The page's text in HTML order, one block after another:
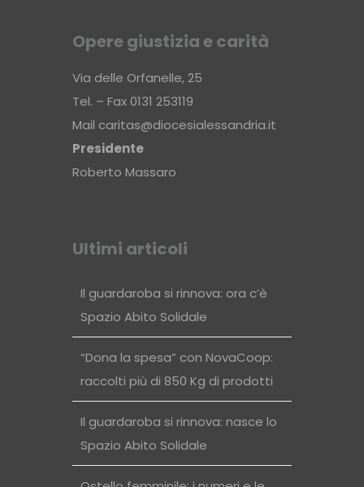
Opere giustizia e carità
Via delle Orfanelle, 25
Tel. – Fax 0131 253119
Mail caritas@diocesialessandria.it
Presidente
Roberto Massaro
Ultimi articoli
Il guardaroba si rinnova: ora c’è
Spazio Abito Solidale
“Dona la spesa” con NovaCoop:
raccolti più di 850 Kg di prodotti
Il guardaroba si rinnova: nasce lo
Spazio Abito Solidale